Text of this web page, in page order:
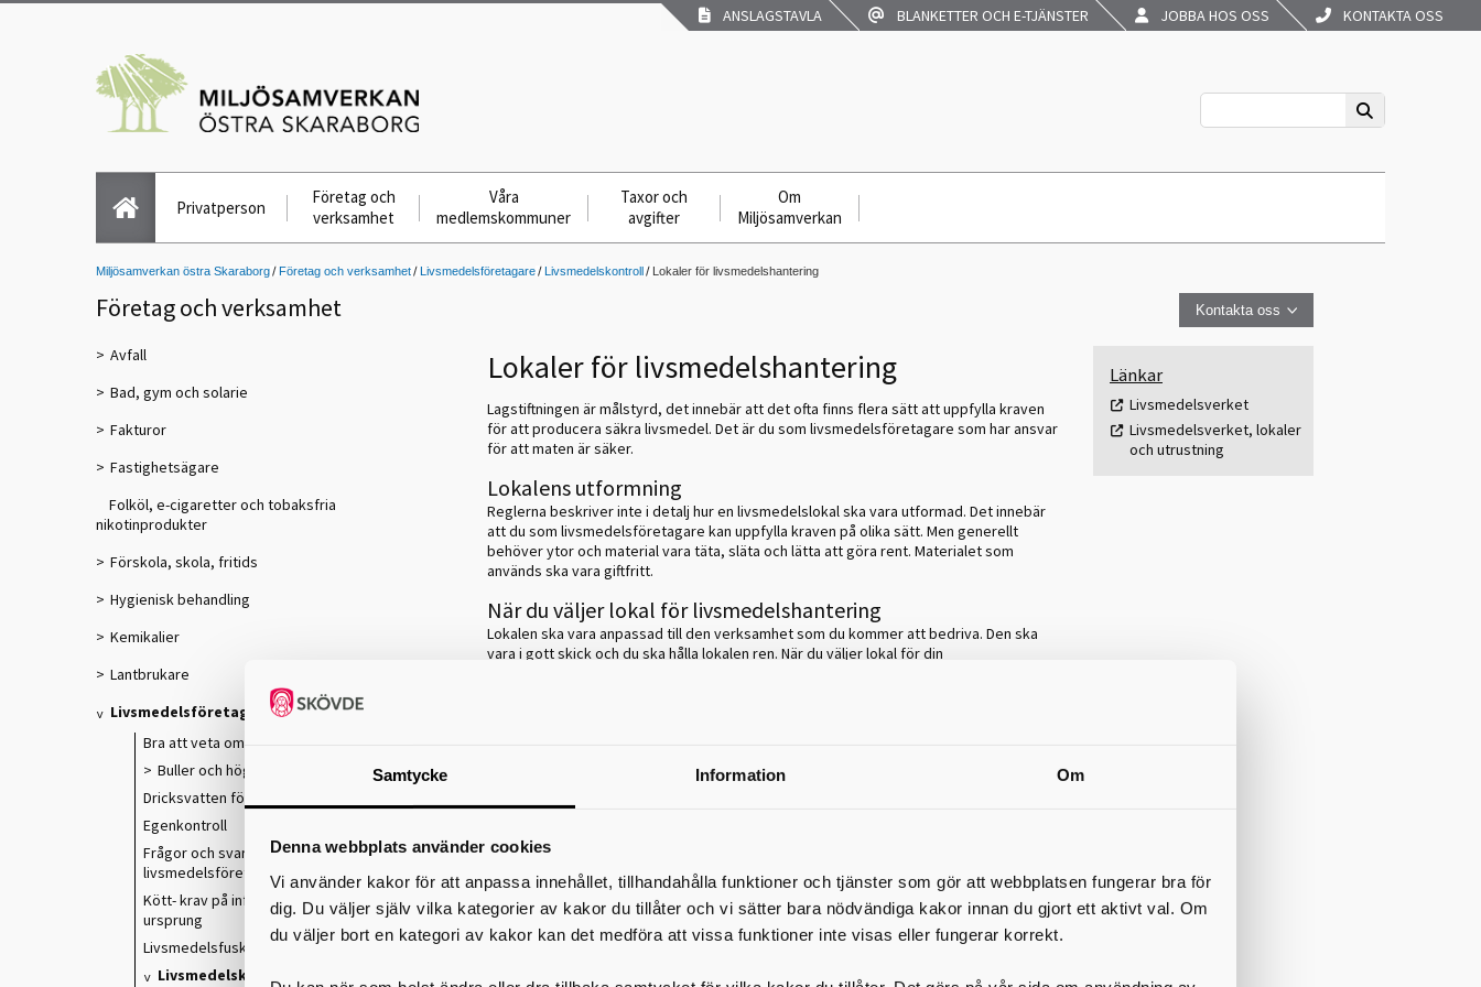
Samtycke Information Om
Denna webbplats använder cookies
Vi använder kakor för att anpassa innehållet, tillhandahålla funktioner och tjänster som gör att webbplatsen fungerar bra för
dig. Du väljer själv vilka kategorier av kakor du tillåter och vi sätter bara nödvändiga kakor innan du gjort ett aktivt val. Om
du väljer bort en kategori av kakor kan det medföra att vissa funktioner inte visas eller fungerar korrekt.
ANSLAGSTAVLA BLANKETTER OCH E-TJÄNSTER JOBBA HOS OSS KONTAKTA OSS
Privatperson
Företag och
verksamhet
Våra
medlemskommuner
Taxor och
avgifter
Om
Miljösamverkan
Miljösamverkan östra Skaraborg Företag och verksamhet Livsmedelsföretagare Livsmedelskontroll Lokaler för livsmedelshantering
Företag och verksamhet
Avfall
Bad, gym och solarie
Fakturor
Fastighetsägare
Folköl, e-cigaretter och tobaksfria
nikotinprodukter
Förskola, skola, fritids
Hygienisk behandling
Kemikalier
Lantbrukare
Livsmedelsföretagare
Bra att veta om livsmedel!
Buller och hög musik
Dricksvatten för livsmedelsföretagare
Egenkontroll
Frågor och svar för
livsmedelsföretagare
Kött- krav på information om köttets
ursprung
Livsmedelsfusk eller bristande hantering
Livsmedelskontroll
Kontakta oss
Lokaler för livsmedelshantering
Lagstiftningen är målstyrd, det innebär att det ofta finns flera sätt att uppfylla kraven
för att producera säkra livsmedel. Det är du som livsmedelsföretagare som har ansvar
för att maten är säker.
Lokalens utformning
Reglerna beskriver inte i detalj hur en livsmedelslokal ska vara utformad. Det innebär
att du som livsmedelsföretagare kan uppfylla kraven på olika sätt. Men generellt
behöver ytor och material vara täta, släta och lätta att göra rent. Materialet som
används ska vara giftfritt.
När du väljer lokal för livsmedelshantering
Lokalen ska vara anpassad till den verksamhet som du kommer att bedriva. Den ska
vara i gott skick och du ska hålla lokalen ren. När du väljer lokal för din
Vilken ventilation finns i lokalen? Hur stort är ventilationsflödet?
Vilka utrymmen och arbetsytor finns för beredning?
Hur kan du se till att personalen kan tvätta händerna?
Hur kan du ordna omklädning och toalett för personalen?
Hur löser du vatten, avlopp, fettavskiljare och avfallshantering?
Får lokalen användas för livsmedelshantering av fastigehtsägaren?
Länkar
Livsmedelsverket
Livsmedelsverket, lokaler
och utrustning